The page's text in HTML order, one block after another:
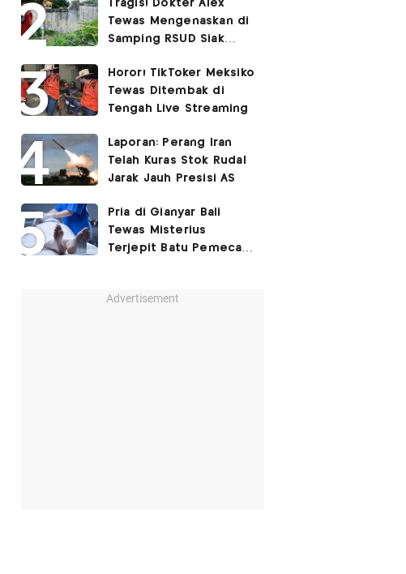
Tragis! Dokter Alex
Tewas Mengenaskan di
Samping RSUD Siak
Rocuronium
Horor! TikToker Meksiko
Tewas Ditembak di
Tengah Live Streaming
Laporan: Perang Iran
Telah Kuras Stok Rudal
Jarak Jauh Presisi AS
Pria di Gianyar Bali
Tewas Misterius
Terjepit Batu Pemecah
Advertisement